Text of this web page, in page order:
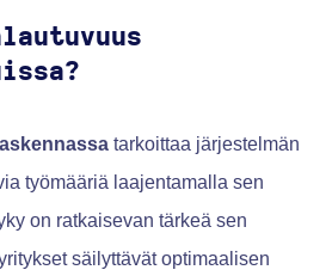
tarkoittaa järjestelmän
työmääriä laajentamalla sen
on ratkaisevan tärkeä sen
säilyttävät optimaalisen